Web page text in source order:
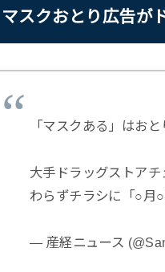
マスクおとり広告が
「マスクある」はお
大手ドラッグストア
わらずチラシに「○月
— 産経ニュース